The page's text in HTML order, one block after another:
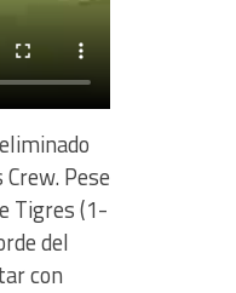
Pese
Tigres (1-
del
con